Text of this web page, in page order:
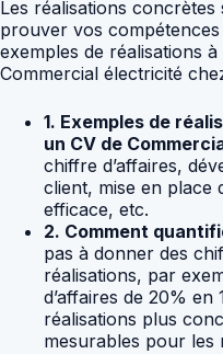
Les réalisations
prouver vos
exemples de réalisations
Commercial électricité
1. Exemples de
un CV de
chiffre d’affaires,
client, mise en place
efficace, etc.
2. Comment
pas à donner des
réalisations, par
d’affaires de 20% en
réalisations plus
mesurables pour les